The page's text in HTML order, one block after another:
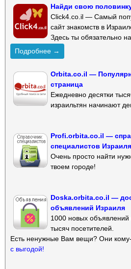
Найди свою
Click4.co.il — Самый
сайт знакомств в
Здесь ты обязательно
Подробнее →
Orbita.co.il —
страница
Ежедневно десятки
израильтян начинают
Profi.orbita.co.il —
специалистов Израиля
Очень просто найти
твоем городе!
Doska.orbita.co.il —
объявлений Израиля
1000 новых объявлений
тысяч посетителей.
Есть ненужные Вам вещи? Они
с выгодой!